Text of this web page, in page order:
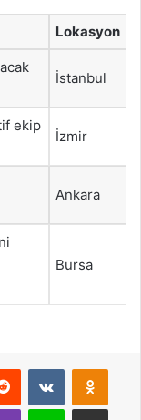
Lokasyon
İstanbul
ekip
İzmir
Ankara
Bursa
Reddit VKontakte
Viber Line E-Posta ile